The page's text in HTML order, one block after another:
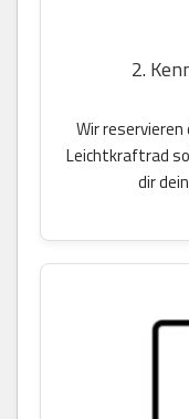
2.
Wir
Leichtkraftrad
dir